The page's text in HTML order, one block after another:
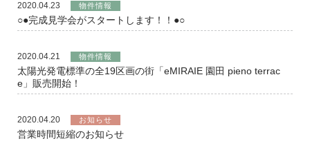
2020.04.23 物件情報
○●完成見学会がスタートします！！●○
2020.04.21 物件情報
太陽光発電標準の全19区画の街「eMIRAIE 園田 pieno terrac
e」販売開始！
2020.04.20 お知らせ
営業時間短縮のお知らせ